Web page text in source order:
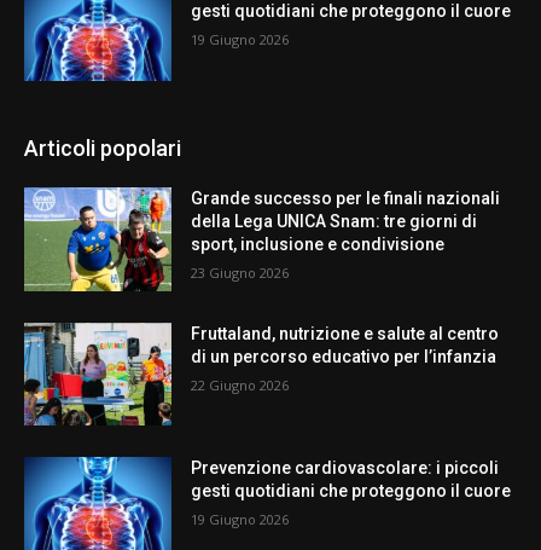
gesti quotidiani che proteggono il cuore
19 Giugno 2026
Articoli popolari
Grande successo per le finali nazionali
della Lega UNICA Snam: tre giorni di
sport, inclusione e condivisione
23 Giugno 2026
Fruttaland, nutrizione e salute al centro
di un percorso educativo per l’infanzia
22 Giugno 2026
Prevenzione cardiovascolare: i piccoli
gesti quotidiani che proteggono il cuore
19 Giugno 2026